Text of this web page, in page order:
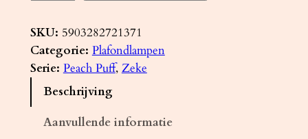
a
f
o
SKU: 5903282721371
Categorie: Plafondlampen
Serie: Peach Puff, Zeke
Beschrijving
Aanvullende informatie